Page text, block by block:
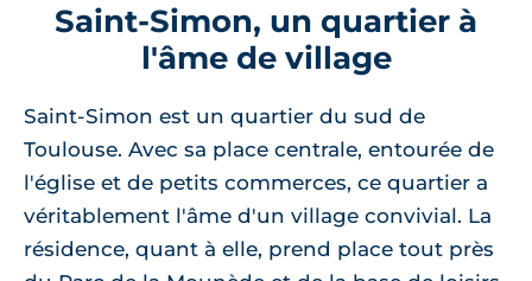
Saint-Simon, un quartier à
l'âme de village
Saint-Simon est un quartier du sud de
Toulouse. Avec sa place centrale, entourée de
l'église et de petits commerces, ce quartier a
véritablement l'âme d'un village convivial. La
résidence, quant à elle, prend place tout près